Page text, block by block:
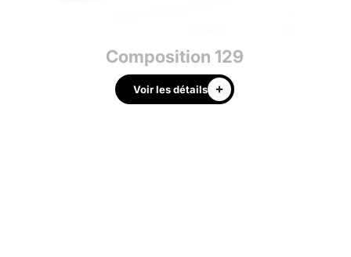
Composition 129
Voir les détails